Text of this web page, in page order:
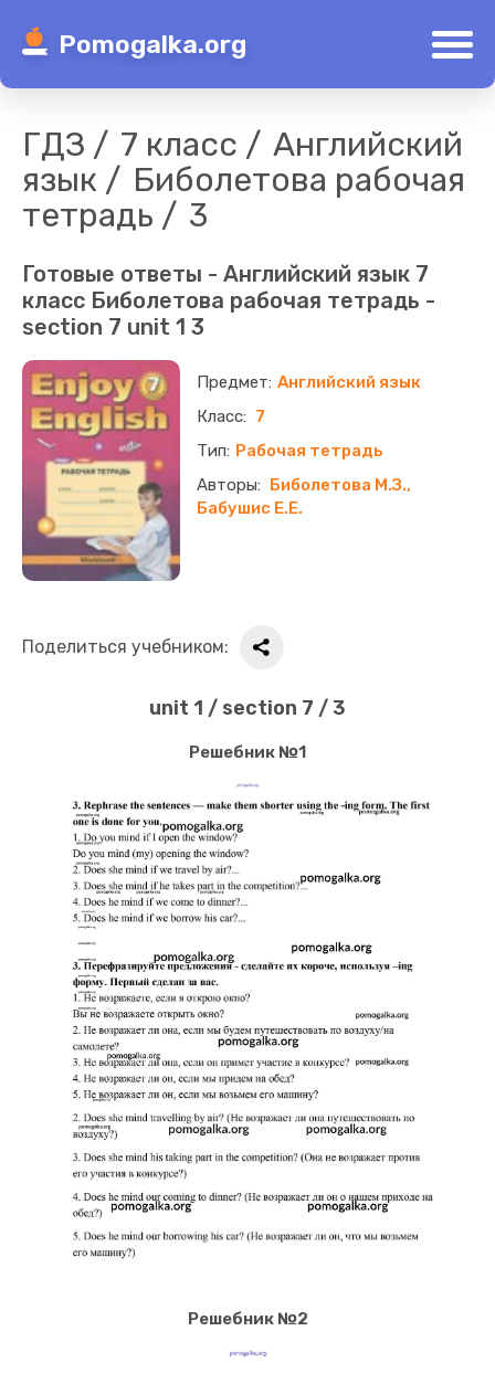
Pomogalka.org
ГДЗ 7 класс
Английский
язык
Биболетова рабочая
тетрадь
3
Готовые ответы - Английский язык 7
класс Биболетова рабочая тетрадь -
section 7 unit 1 3
Английский язык
7
Рабочая тетрадь
Биболетова М.З.,
Бабушис Е.Е.
Поделиться учебником:
unit 1 / section 7 / 3
Решебник №1
Решебник №2